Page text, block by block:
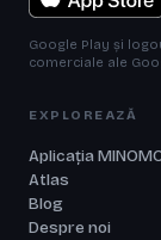
Google Play și
comerciale ale
EXPLOREAZĂ
Aplicația
Atlas
Blog
Despre noi